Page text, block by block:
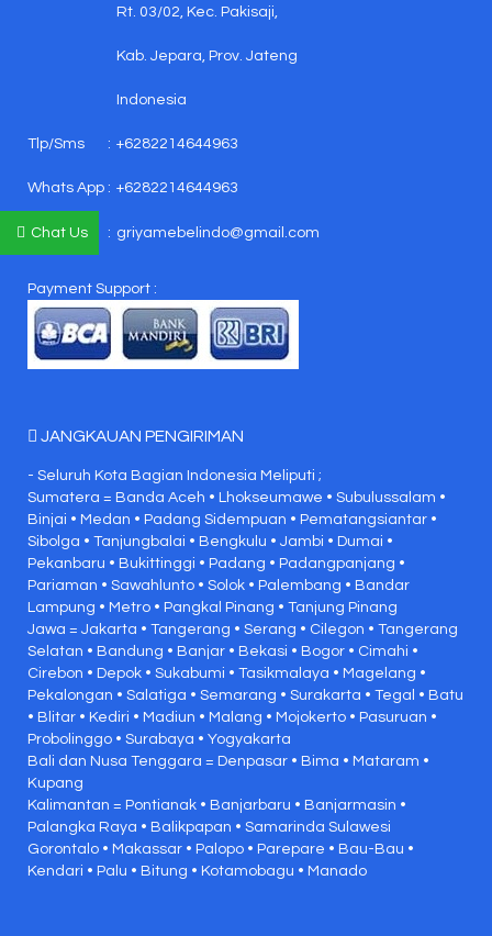
Rt. 03/02, Kec. Pakisaji,
Kab. Jepara, Prov. Jateng
Indonesia
Tlp/Sms : +6282214644963
Whats App : +6282214644963
E-mail : griyamebelindo@gmail.com
Payment Support :
JANGKAUAN PENGIRIMAN
- Seluruh Kota Bagian Indonesia Meliputi ;
Sumatera = Banda Aceh • Lhokseumawe • Subulussalam •
Binjai • Medan • Padang Sidempuan • Pematangsiantar •
Sibolga • Tanjungbalai • Bengkulu • Jambi • Dumai •
Pekanbaru • Bukittinggi • Padang • Padangpanjang •
Pariaman • Sawahlunto • Solok • Palembang • Bandar
Lampung • Metro • Pangkal Pinang • Tanjung Pinang
Jawa = Jakarta • Tangerang • Serang • Cilegon • Tangerang
Selatan • Bandung • Banjar • Bekasi • Bogor • Cimahi •
Cirebon • Depok • Sukabumi • Tasikmalaya • Magelang •
Pekalongan • Salatiga • Semarang • Surakarta • Tegal • Batu
• Blitar • Kediri • Madiun • Malang • Mojokerto • Pasuruan •
Probolinggo • Surabaya • Yogyakarta
Bali dan Nusa Tenggara = Denpasar • Bima • Mataram •
Kupang
Kalimantan = Pontianak • Banjarbaru • Banjarmasin •
Palangka Raya • Balikpapan • Samarinda Sulawesi
Gorontalo • Makassar • Palopo • Parepare • Bau-Bau •
Kendari • Palu • Bitung • Kotamobagu • Manado
Chat Us